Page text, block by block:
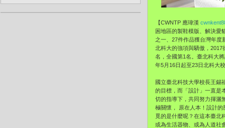
【CWNTP 應瑋漢
困地區的製鞋模版、解決愛
之一、27件作品獲台灣年度
北科大的強項與驕傲，2017
名，全國第1名。臺北科大
年5月16日起至23日北科大
國立臺北科技大學校長王錫
的目標，而「設計」一直是
切的指導下，共同努力揮灑
極關懷， 原在人本！設計
覓的是什麼呢？在這本臺北
或為生活器物、或為人道社